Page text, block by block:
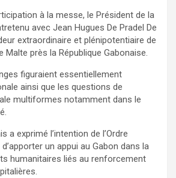
à la messe, le Président de la
avec Jean Hugues De Pradel De
extraordinaire et plénipotentiaire de
Malte près la République Gabonaise.
figuraient essentiellement
ainsi que les questions de
multiformes notamment dans le
a exprimé l’intention de l’Ordre
un appui au Gabon dans la
humanitaires liés au renforcement